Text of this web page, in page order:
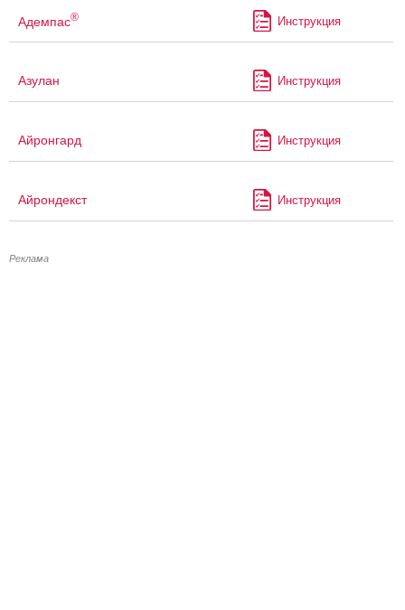
Адемпас® Инструкция
Азулан Инструкция
Айронгард Инструкция
Айрондекст Инструкция
Реклама